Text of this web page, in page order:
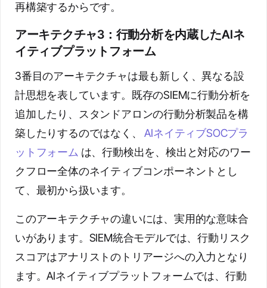
再構築するからです。
アーキテクチャ3：行動分析を内蔵したAIネ
イティブプラットフォーム
3番目のアーキテクチャは最も新しく、異なる設
計思想を表しています。既存のSIEMに行動分析を
追加したり、スタンドアロンの行動分析製品を構
築したりするのではなく、AIネイティブSOCプラ
ットフォーム は、行動検出を、検出と対応のワー
クフロー全体のネイティブコンポーネントとし
て、最初から扱います。
このアーキテクチャの違いには、実用的な意味合
いがあります。SIEM統合モデルでは、行動リスク
スコアはアナリストのトリアージへの入力となり
ます。AIネイティブプラットフォームでは、行動